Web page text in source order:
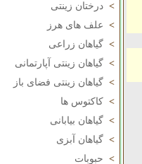
> درختان زینتی
> علف های هرز
> گیاهان زراعی
> گیاهان زینتی آپارتمانی
> گیاهان زینتی فضای باز
> کاکتوس ها
> گیاهان بیابانی
> گیاهان آبزی
> حبوبات